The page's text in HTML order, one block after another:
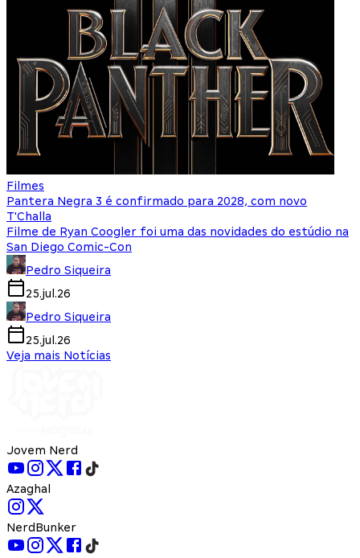
Filmes
Pantera Negra 3 é confirmado para 2028, com novo
T'Challa
Filme de Ryan Coogler foi uma das novidades do estúdio na
San Diego Comic-Con
Pedro Siqueira
25.jul.26
Pedro Siqueira
25.jul.26
Veja mais Notícias
Jovem Nerd
Azaghal
NerdBunker